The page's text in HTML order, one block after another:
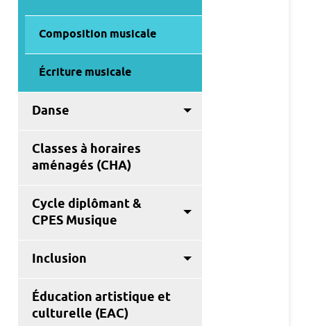
Composition musicale
Écriture musicale
Danse
Classes à horaires
aménagés (CHA)
Cycle diplômant &
CPES Musique
Inclusion
Éducation artistique et
culturelle (EAC)